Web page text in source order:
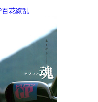
百花繚乱